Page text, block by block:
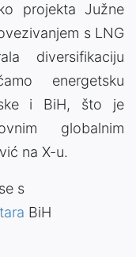
projekta Južne
s LNG
diversifikaciju
energetsku
i BiH, što je
globalnim
na X-u.
s
BiH